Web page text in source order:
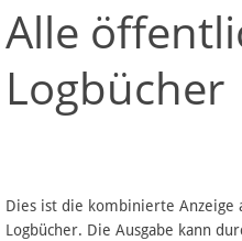
Navigation
Über Lobbypedia
Artikel nach Kategorien
Alle
Logbücher
Dies ist die kombinierte
Logbücher. Die Ausgabe kann